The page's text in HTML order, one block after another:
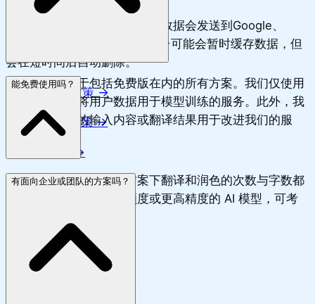
为执行翻译和检测滥用，输入数据会发送到Google、
OpenAI或xAI服务器，这些平台可能会暂时缓存数据，但
会在短时间后自动删除。
OpenAI隐私政策 →
Google相关政策 →
→
了解Nani的安全性 →
不会。这适用于包括免费版在内的所有方案。我们仅使用
明确声明不会将用户数据用于模型训练的服务。此外，我
们也不会将您的输入内容或翻译结果用于改进我们的服
务。
能免费使用吗？
可以免费使用，但免费方案下翻译和润色的次数与字数都
有一定限制。如需更高额度或更高精度的 AI 模型，可考
查看价格方案 →
有面向企业或团队的方案吗？